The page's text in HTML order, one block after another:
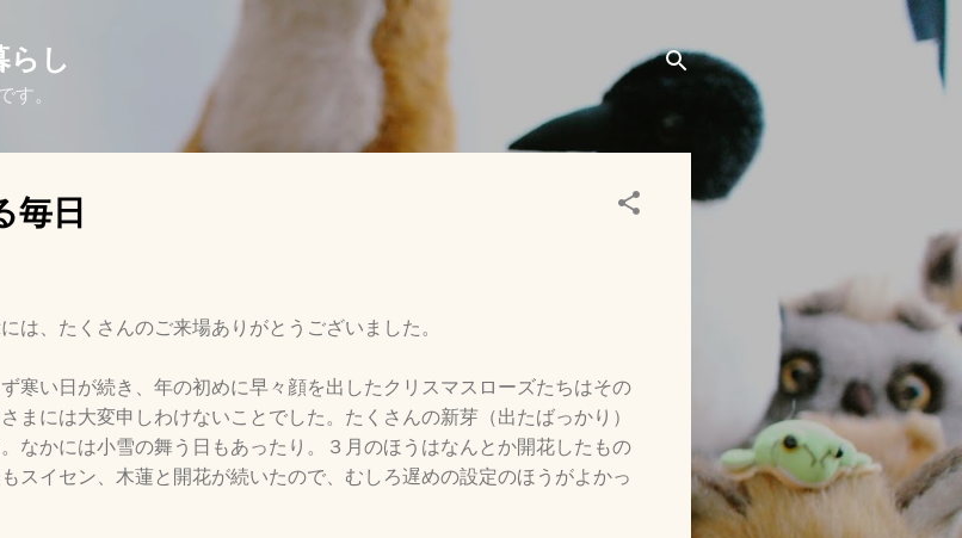
スキップしてメイン コンテンツに移動
し
す。
毎日
は、たくさんのご来場ありがとうございました。
寒い日が続き、年の初めに早々顔を出したクリスマスローズたちはその
まには大変申しわけないことでした。たくさんの新芽（出たばっかり）
なかには小雪の舞う日もあったり。３月のほうはなんとか開花したもの
スイセン、木蓮と開花が続いたので、むしろ遅めの設定のほうがよかっ